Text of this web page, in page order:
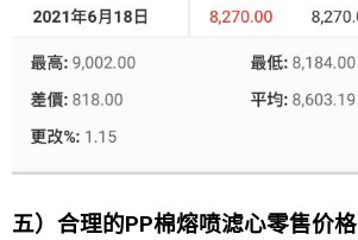
五）合理的PP棉熔喷滤心零售价格